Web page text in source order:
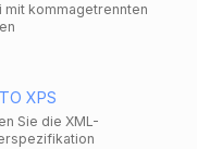
mit kommagetrennten
XPS
Sie die XML-